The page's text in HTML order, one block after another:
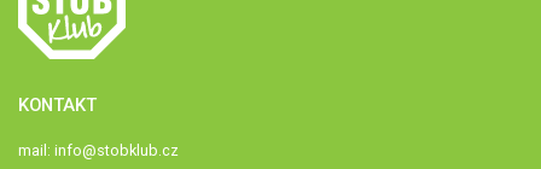
KONTAKT
mail: info@stobklub.cz